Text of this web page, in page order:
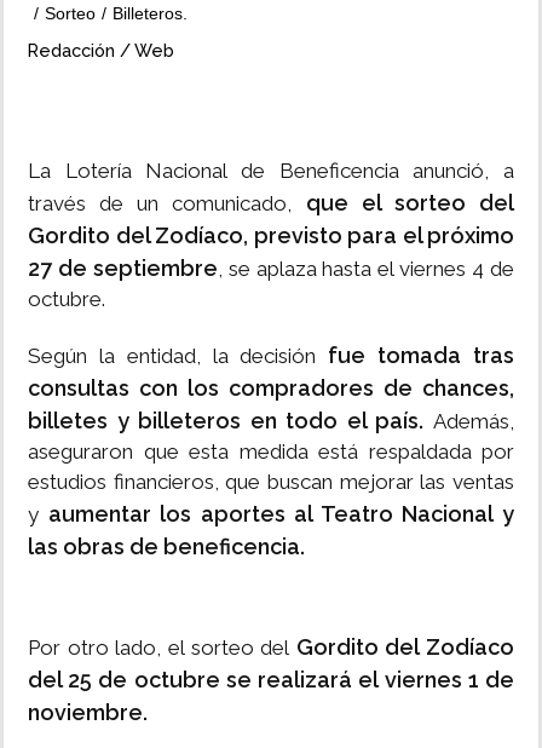
Sorteo
Billeteros.
Redacción / Web
La Lotería Nacional de Beneficencia anunció, a
través de un comunicado, que el sorteo del
Gordito del Zodíaco, previsto para el próximo
27 de septiembre, se aplaza hasta el viernes 4 de
octubre.
Según la entidad, la decisión fue tomada tras
consultas con los compradores de chances,
billetes y billeteros en todo el país. Además,
aseguraron que esta medida está respaldada por
estudios financieros, que buscan mejorar las ventas
y aumentar los aportes al Teatro Nacional y
las obras de beneficencia.
Por otro lado, el sorteo del Gordito del Zodíaco
del 25 de octubre se realizará el viernes 1 de
noviembre.